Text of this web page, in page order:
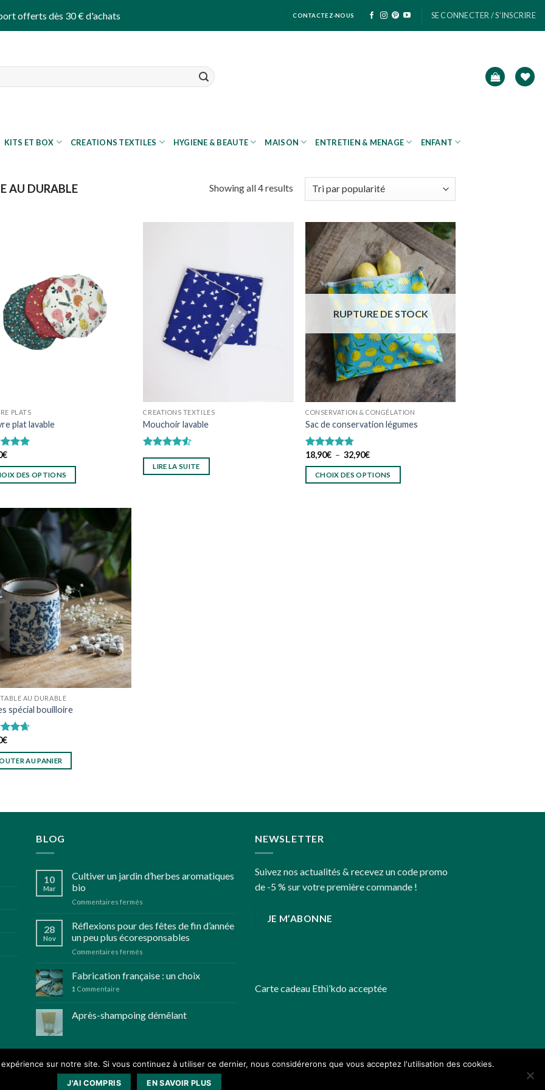
offerts dès 30 € d'achats CONTACTEZ-NOUS SE CONNECTER / S’INSCRIRE
KITS ET BOX CREATIONS TEXTILES HYGIENE & BEAUTE MAISON ENTRETIEN & MENAGE ENFANT
AU DURABLE Showing all 4 results
wishlist
PLATS
plat lavable
4.97
€
DES OPTIONS
Ajouter
wishlist
CREATIONS TEXTILES
Mouchoir lavable
Note4.50
sur 5
LIRE LA SUITE
Ajouter
à
wishlist
RUPTURE DE STOCK
CONSERVATION & CONGÉLATION
Sac de conservation légumes
Note4.75
sur 5
18,90€ – 32,90€Plage
prix :
18,90€
CHOIX DES OPTIONS
Ajouter
à
wishlist
AU DURABLE
spécial bouilloire
4.67
€
AU PANIER
BLOG
10
Mar
Cultiver un jardin d’herbes aromatiques
bio
Commentaires fermés
un
d’herbes
28
Nov
Réflexions pour des fêtes de fin d’année
un peu plus écoresponsables
Commentaires fermés
pour
des
fin
écoresponsables
Fabrication française : un choix
1 Commentaire
Après-shampoing démêlant
NEWSLETTER
Suivez nos actualités & recevez un code promo
de -5 % sur votre première commande !
JE M’ABONNE
Carte cadeau Ethi’kdoacceptée
sur notre site. Si vous continuez à utiliser ce dernier, nous considérerons que vous acceptez l'utilisation des cookies.
J'AI COMPRIS EN SAVOIR PLUS